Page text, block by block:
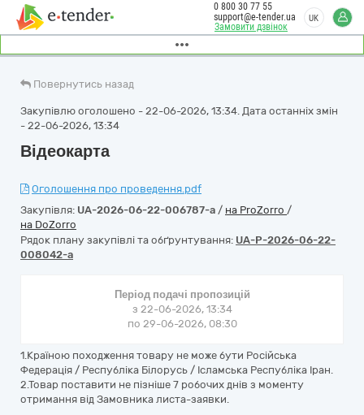
Замовити дзвінок
0 800 30 77 55
support@e-tender.ua
UK
Повернутись назад
Закупівлю оголошено - 22-06-2026, 13:34. Дата останніх змін
- 22-06-2026, 13:34
Відеокарта
Оголошення про проведення.pdf
Закупівля: UA-2026-06-22-006787-a / на ProZorro /
на DoZorro
Рядок плану закупівлі та обґрунтування: UA-P-2026-06-22-
008042-a
Період подачі пропозицій
з 22-06-2026, 13:34
по 29-06-2026, 08:30
1.Країною походження товару не може бути Російська
Федерація / Республіка Білорусь / Ісламська Республіка Іран.
2.Товар поставити не пізніше 7 робочих днів з моменту
отримання від Замовника листа-заявки.